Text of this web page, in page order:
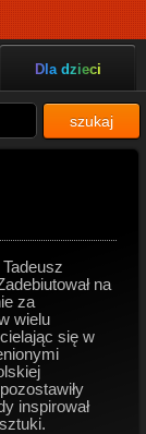
Dla dzieci
szukaj
na
za
wielu
się w
inspirował